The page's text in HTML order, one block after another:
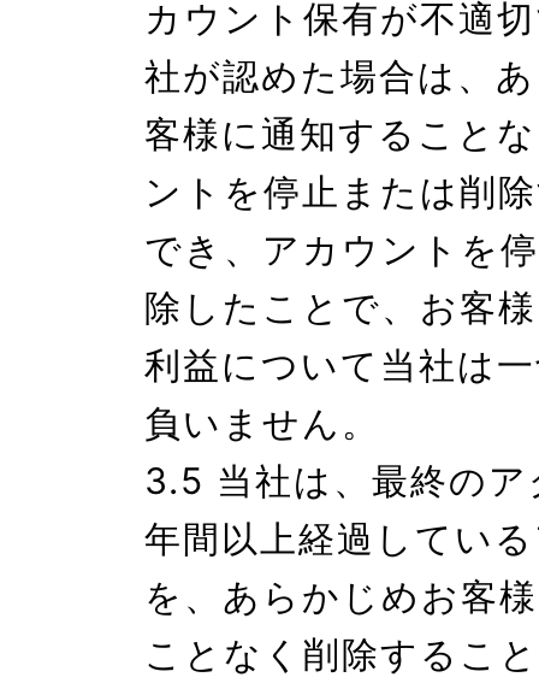
カウント保有が不適
社が認めた場合は、
客様に通知すること
ントを停止または削
でき、アカウントを
除したことで、お客
利益について当社は
負いません。
3.5 当社は、最終の
年間以上経過してい
を、あらかじめお客
ことなく削除するこ